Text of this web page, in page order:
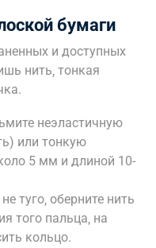
бумаги
и доступных
нить‚ тонкая
неэластичную
или тонкую
5 мм и длиной 10-
туго‚ оберните нить
того пальца‚ на
кольцо.